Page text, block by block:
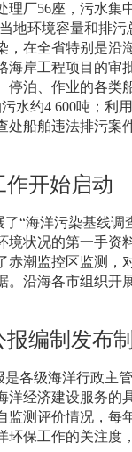
理厂56座，污水集
地环境容量和排
，在全省特别是沿
海岸工程项目的
停泊、作业的各类
水约4 600吨；利
处船舶违法排污案
开始启动
“海洋污染基线调
境状况的第一手
赤潮监控区监测，
。沿海各市组织
编制发布
各级海洋行政主
洋经济建设服务的
监测评价情况，
保工作的关注度